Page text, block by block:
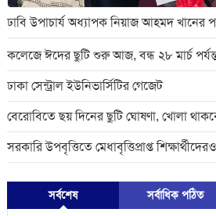
ঢাবি উপাচার্য অধ্যাপক নিয়াজ আহমদ খানের
কলেজে ঈদের ছুটি শুরু আজ, বন্ধ ২৮ মার্চ
ঢাকা সেন্ট্রাল ইউনিভার্সিটির গেজেট
বেরোবিতে ছয় দিনের ছুটি ঘোষণা, খোলা
সরকারি উপবৃত্তিতে মেধাবৃত্তিপ্রাপ্ত
সর্বশেষ সর্বাধিক পঠিত